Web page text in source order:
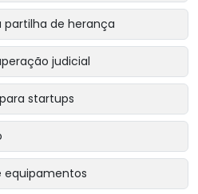
partilha de herança
judicial
startups
equipamentos